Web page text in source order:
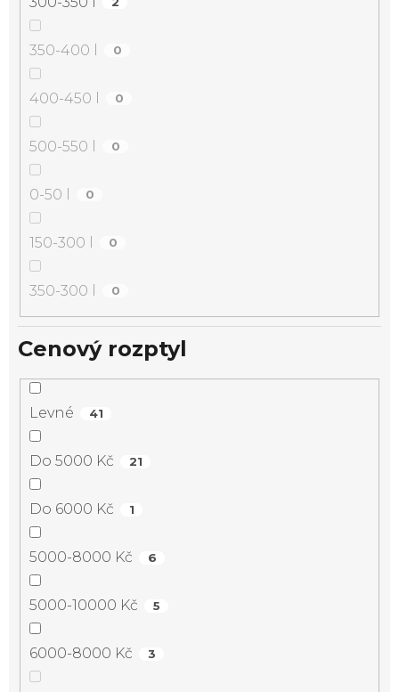
350-400 l 0
400-450 l 0
500-550 l 0
0-50 l 0
150-300 l 0
350-300 l 0
Cenový rozptyl
Levné 41
Do 5000 Kč 21
Do 6000 Kč 1
5000-8000 Kč 6
5000-10000 Kč 5
6000-8000 Kč 3